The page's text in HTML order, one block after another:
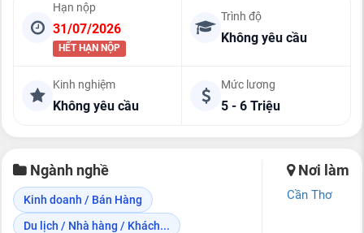
Hạn nộp
31/07/2026
HẾT HẠN NỘP
Trình độ
Không yêu cầu
Kinh nghiệm
Không yêu cầu
Mức lương
5 - 6 Triệu
Ngành nghề
Kinh doanh / Bán Hàng
Du lịch / Nhà hàng / Khách...
Nơi làm
Cần Thơ